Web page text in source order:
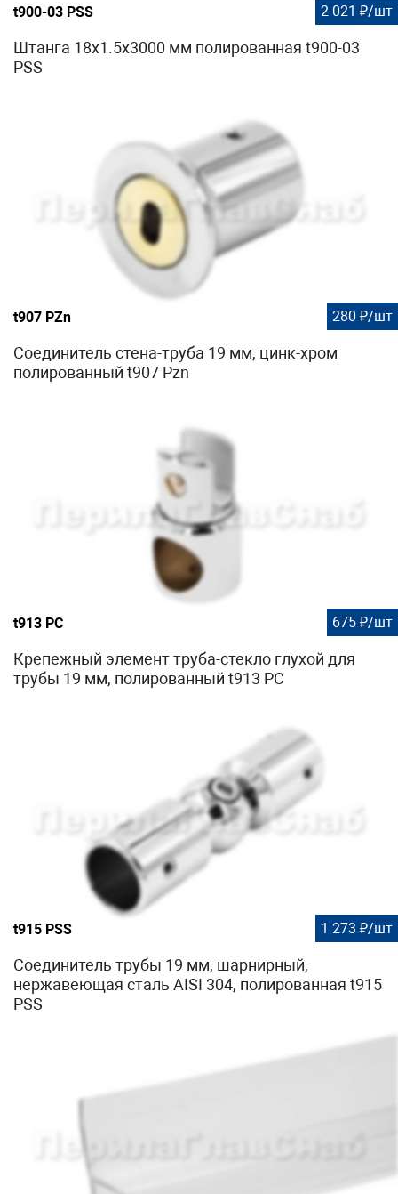
t900-03 PSS 2 021 ₽/шт
Штанга 18х1.5х3000 мм полированная t900-03
PSS
t907 PZn 280 ₽/шт
Соединитель стена-труба 19 мм, цинк-хром
полированный t907 Pzn
t913 PC 675 ₽/шт
Крепежный элемент труба-стекло глухой для
трубы 19 мм, полированный t913 PC
t915 PSS 1 273 ₽/шт
Соединитель трубы 19 мм, шарнирный,
нержавеющая сталь AISI 304, полированная t915
PSS